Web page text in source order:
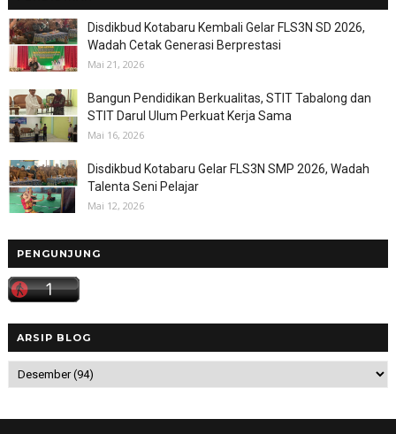
Disdikbud Kotabaru Kembali Gelar FLS3N SD 2026,
Wadah Cetak Generasi Berprestasi
Mai 21, 2026
Bangun Pendidikan Berkualitas, STIT Tabalong dan
STIT Darul Ulum Perkuat Kerja Sama
Mai 16, 2026
Disdikbud Kotabaru Gelar FLS3N SMP 2026, Wadah
Talenta Seni Pelajar
Mai 12, 2026
PENGUNJUNG
ARSIP BLOG